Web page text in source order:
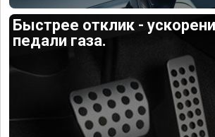
Быстрее отклик -
педали газа.